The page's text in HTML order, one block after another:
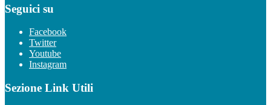
Seguici su
Facebook
Twitter
Youtube
Instagram
Sezione Link Utili